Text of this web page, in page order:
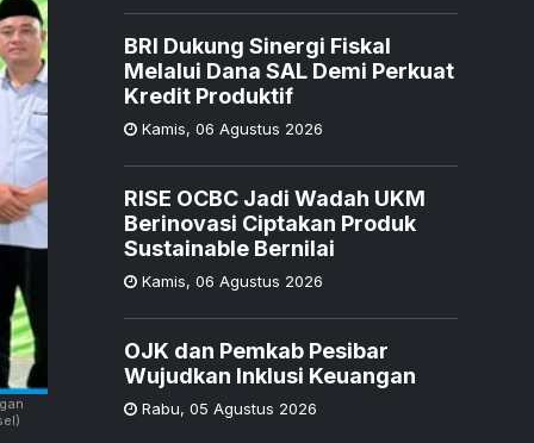
BRI Dukung Sinergi Fiskal
Melalui Dana SAL Demi Perkuat
Kredit Produktif
Kamis, 06 Agustus 2026
RISE OCBC Jadi Wadah UKM
Berinovasi Ciptakan Produk
Sustainable Bernilai
Kamis, 06 Agustus 2026
OJK dan Pemkab Pesibar
Wujudkan Inklusi Keuangan
Rabu, 05 Agustus 2026